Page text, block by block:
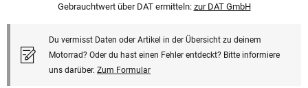
Gebrauchtwert über DAT ermitteln: zur DAT GmbH
Du vermisst Daten oder Artikel in der Übersicht zu deinem
Motorrad? Oder du hast einen Fehler entdeckt? Bitte informiere
uns darüber. Zum Formular